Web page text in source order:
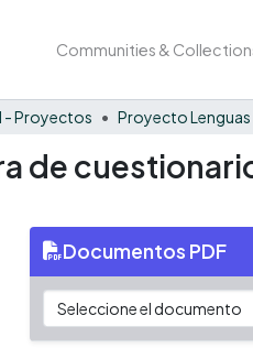
Communities &
- Proyectos
de
Documentos PDF